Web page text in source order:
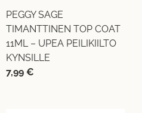
PEGGY SAGE
TIMANTTINEN TOP COAT
11ML – UPEA PEILIKIILTO
KYNSILLE
7,99 €